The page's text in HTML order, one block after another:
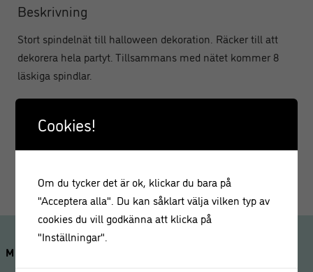
Beskrivning
Stort spindelnät till halloween dekoration. Räcker till att
dekorera hela partyt. Tillsammans med nätet kommer 8
läskiga spindlar.
verklighetstroget intryck.
MINA SIDOR
Cookies!
Om du tycker det är ok, klickar du bara på
"Acceptera alla". Du kan såklart välja vilken typ av
cookies du vill godkänna att klicka på
"Inställningar".